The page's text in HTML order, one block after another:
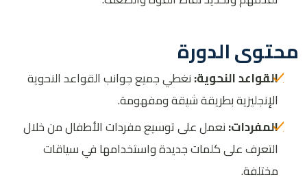
محتوى الدورة
القواعد النحوية:نغطي جميع جوانب القواعد النحوية
الإنجليزية بطريقة شيقة ومفهومة.
المفردات:نعمل على توسيع مفردات الأطفال من خلال
التعرف على كلمات جديدة واستخدامها في سياقات
مختلفة.